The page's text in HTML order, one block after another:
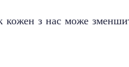
кожен з нас може